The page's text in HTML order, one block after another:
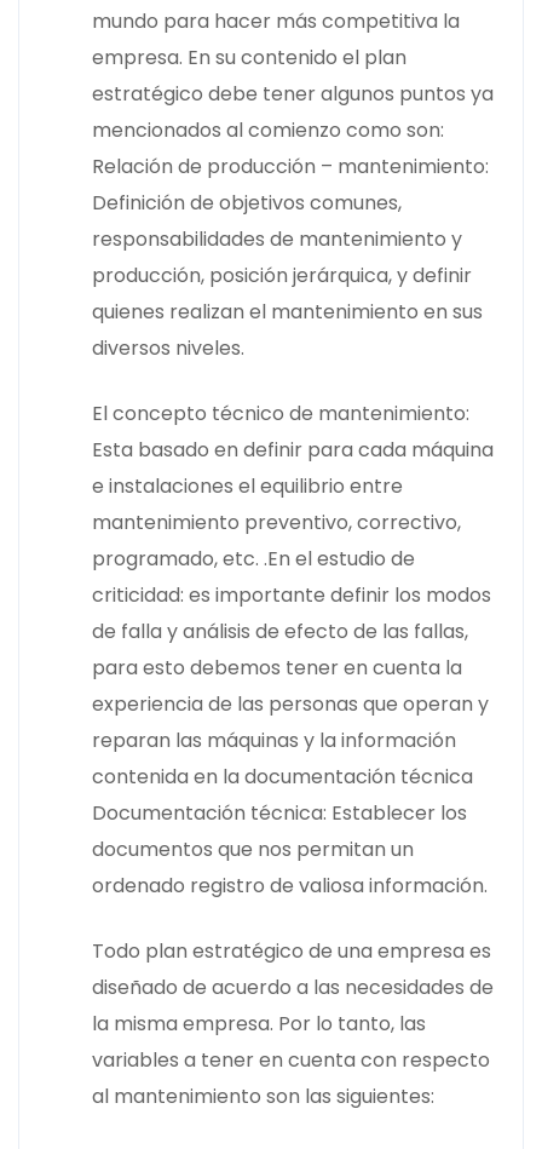
mundo para hacer más competitiva la
empresa. En su contenido el plan
estratégico debe tener algunos puntos ya
mencionados al comienzo como son:
Relación de producción – mantenimiento:
Definición de objetivos comunes,
responsabilidades de mantenimiento y
producción, posición jerárquica, y definir
quienes realizan el mantenimiento en sus
diversos niveles.
El concepto técnico de mantenimiento:
Esta basado en definir para cada máquina
e instalaciones el equilibrio entre
mantenimiento preventivo, correctivo,
programado, etc. .En el estudio de
criticidad: es importante definir los modos
de falla y análisis de efecto de las fallas,
para esto debemos tener en cuenta la
experiencia de las personas que operan y
reparan las máquinas y la información
contenida en la documentación técnica
Documentación técnica: Establecer los
documentos que nos permitan un
ordenado registro de valiosa información.
Todo plan estratégico de una empresa es
diseñado de acuerdo a las necesidades de
la misma empresa. Por lo tanto, las
variables a tener en cuenta con respecto
al mantenimiento son las siguientes: